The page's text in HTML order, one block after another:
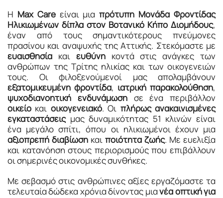
Η Max Care είναι μιαπρότυπη Μονάδα Φροντίδας
Ηλικιωμένων δίπλα στον Βοτανικό Κήπο Διομήδους,
έναν από τους σημαντικότερους πνεύμονες
πρασίνου και αναψυχής της Αττικής. Στεκόμαστε με
ευαισθησία και ευθύνη κοντά στις ανάγκες των
ανθρώπων της Τρίτης ηλικίας και των οικογενειών
τους. Οι φιλοξενούμενοί μας απολαμβάνουν
εξατομικευμένη φροντίδα, ιατρική παρακολούθηση,
ψυχοδιανοητική ενδυνάμωση σε ένα περιβάλλον
οικείο και οικογενειακό. Οι πλήρως ανακαινισμένες
εγκαταστάσεις μας δυναμικότητας 51 κλινών είναι
ένα μεγάλο σπίτι, όπου οι ηλικιωμένοι έχουν μια
αξιοπρεπή διαβίωση και ποιότητα ζωής. Με ευελιξία
και κατανόηση στους περιορισμούς που επιβάλλουν
οι σημερινές οικονομικές συνθήκες.
Με σεβασμό στις ανθρώπινες αξίες εργαζόμαστε τα
τελευταία δώδεκα χρόνια δίνοντας μιανέα οπτική για